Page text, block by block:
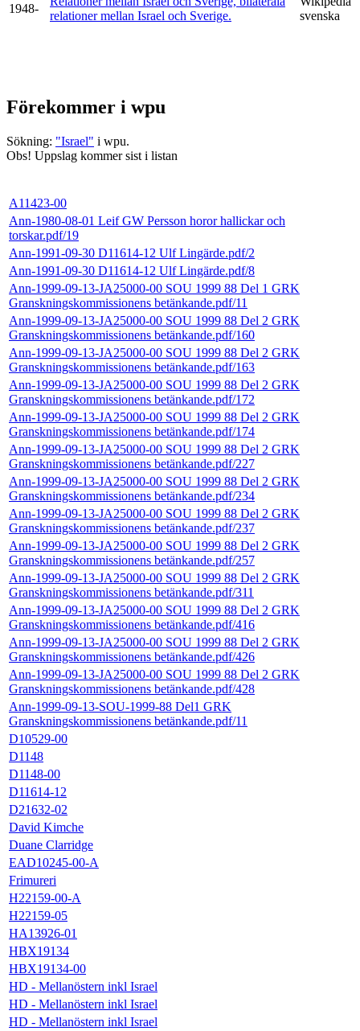
1948-
relationer mellan Israel och Sverige.
svenska
Förekommer i wpu
Sökning: "Israel" i wpu.
Obs! Uppslag kommer sist i listan
A11423-00
Ann-1980-08-01 Leif GW Persson horor hallickar och
torskar.pdf/19
Ann-1991-09-30 D11614-12 Ulf Lingärde.pdf/2
Ann-1991-09-30 D11614-12 Ulf Lingärde.pdf/8
Ann-1999-09-13-JA25000-00 SOU 1999 88 Del 1 GRK
Granskningskommissionens betänkande.pdf/11
Ann-1999-09-13-JA25000-00 SOU 1999 88 Del 2 GRK
Granskningskommissionens betänkande.pdf/160
Ann-1999-09-13-JA25000-00 SOU 1999 88 Del 2 GRK
Granskningskommissionens betänkande.pdf/163
Ann-1999-09-13-JA25000-00 SOU 1999 88 Del 2 GRK
Granskningskommissionens betänkande.pdf/172
Ann-1999-09-13-JA25000-00 SOU 1999 88 Del 2 GRK
Granskningskommissionens betänkande.pdf/174
Ann-1999-09-13-JA25000-00 SOU 1999 88 Del 2 GRK
Granskningskommissionens betänkande.pdf/227
Ann-1999-09-13-JA25000-00 SOU 1999 88 Del 2 GRK
Granskningskommissionens betänkande.pdf/234
Ann-1999-09-13-JA25000-00 SOU 1999 88 Del 2 GRK
Granskningskommissionens betänkande.pdf/237
Ann-1999-09-13-JA25000-00 SOU 1999 88 Del 2 GRK
Granskningskommissionens betänkande.pdf/257
Ann-1999-09-13-JA25000-00 SOU 1999 88 Del 2 GRK
Granskningskommissionens betänkande.pdf/311
Ann-1999-09-13-JA25000-00 SOU 1999 88 Del 2 GRK
Granskningskommissionens betänkande.pdf/416
Ann-1999-09-13-JA25000-00 SOU 1999 88 Del 2 GRK
Granskningskommissionens betänkande.pdf/426
Ann-1999-09-13-JA25000-00 SOU 1999 88 Del 2 GRK
Granskningskommissionens betänkande.pdf/428
Ann-1999-09-13-SOU-1999-88 Del1 GRK
Granskningskommissionens betänkande.pdf/11
D10529-00
D1148
D1148-00
D11614-12
D21632-02
David Kimche
Duane Clarridge
EAD10245-00-A
Frimureri
H22159-00-A
H22159-05
HA13926-01
HBX19134
HBX19134-00
HD - Mellanöstern inkl Israel
HD - Mellanöstern inkl Israel
HD - Mellanöstern inkl Israel